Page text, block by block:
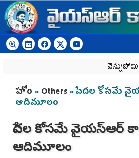
Skip to main content
వెన్నుపోటు
You are here
హోం »Others» పేదల కోసమే
ఆదిమూలం
పేదల కోసమే వైయస్ఆర్
ఆదిమూలం